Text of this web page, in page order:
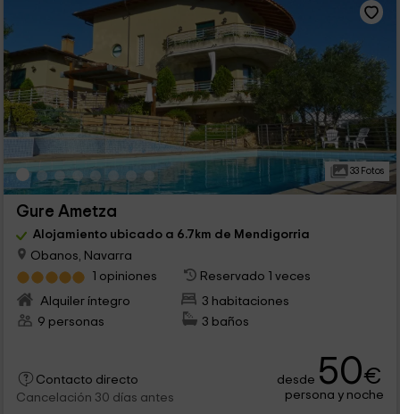
33 Fotos
Gure Ametza
Alojamiento ubicado a 6.7km de Mendigorria
Obanos, Navarra
1 opiniones
Reservado 1 veces
Alquiler íntegro
3 habitaciones
9 personas
3 baños
Contacto directo
Cancelación 30 días antes
desde 50€
persona y noche